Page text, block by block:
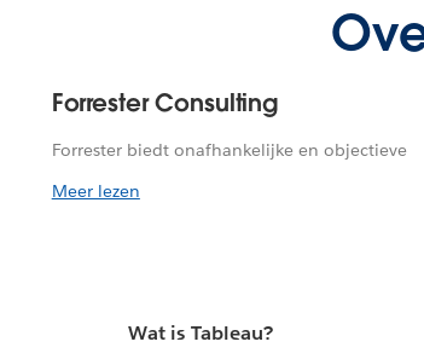
Forrester Consulting
Forrester biedt onafhankelijke en objectieve
Meer lezen
Wat is Tableau?